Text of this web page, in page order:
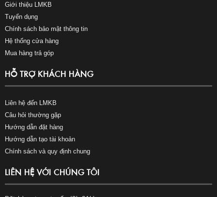
Giới thiệu LMKB
Tuyển dụng
Chính sách bảo mật thông tin
Hệ thống cửa hàng
Mua hàng trả góp
HỖ TRỢ KHÁCH HÀNG
Liên hệ đến LMKB
Câu hỏi thường gặp
Hướng dẫn đặt hàng
Hướng dẫn tạo tài khoản
Chính sách và quy định chung
LIÊN HỆ VỚI CHÚNG TÔI